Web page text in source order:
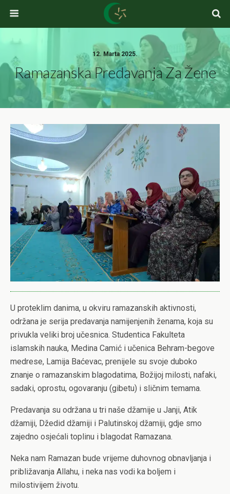
12. Marta 2025.
Ramazanska Predavanja Za Žene
U proteklim danima, u okviru ramazanskih aktivnosti,
održana je serija predavanja namijenjenih ženama, koja su
privukla veliki broj učesnica. Studentica Fakulteta
islamskih nauka, Medina Camić i učenica Behram-begove
medrese, Lamija Baćevac, prenijele su svoje duboko
znanje o ramazanskim blagodatima, Božijoj milosti, nafaki,
sadaki, oprostu, ogovaranju (gibetu) i sličnim temama.
Predavanja su održana u tri naše džamije u Janji, Atik
džamiji, Džedid džamiji i Palutinskoj džamiji, gdje smo
zajedno osjećali toplinu i blagodat Ramazana.
Neka nam Ramazan bude vrijeme duhovnog obnavljanja i
približavanja Allahu, i neka nas vodi ka boljem i
milostivijem životu.